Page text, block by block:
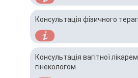
Консультація фізичного
Консультація вагітної
гінекологом